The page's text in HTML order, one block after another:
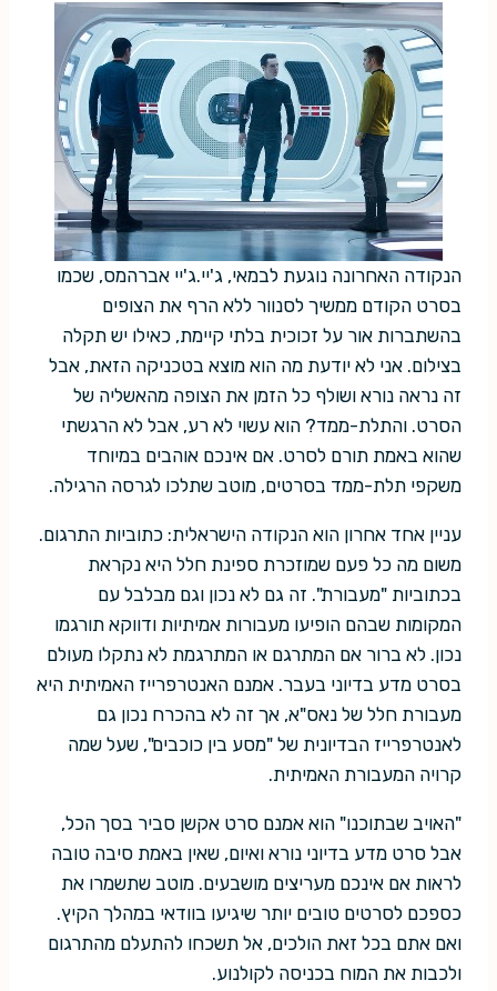
הנקודה האחרונה נוגעת לבמאי, ג'יי.ג'יי אברהמס, שכמו
בסרט הקודם ממשיך לסנוור ללא הרף את הצופים
בהשתברות אור על זכוכית בלתי קיימת, כאילו יש תקלה
בצילום. אני לא יודעת מה הוא מוצא בטכניקה הזאת, אבל
זה נראה נורא ושולף כל הזמן את הצופה מהאשליה של
הסרט. והתלת-ממד? הוא עשוי לא רע, אבל לא הרגשתי
שהוא באמת תורם לסרט. אם אינכם אוהבים במיוחד
משקפי תלת-ממד בסרטים, מוטב שתלכו לגרסה הרגילה.
עניין אחד אחרון הוא הנקודה הישראלית: כתוביות התרגום.
משום מה כל פעם שמוזכרת ספינת חלל היא נקראת
בכתוביות "מעבורת". זה גם לא נכון וגם מבלבל עם
המקומות שבהם הופיעו מעבורות אמיתיות ודווקא תורגמו
נכון. לא ברור אם המתרגם או המתרגמת לא נתקלו מעולם
בסרט מדע בדיוני בעבר. אמנם האנטרפרייז האמיתית היא
מעבורת חלל של נאס"א, אך זה לא בהכרח נכון גם
לאנטרפרייז הבדיונית של "מסע בין כוכבים", שעל שמה
קרויה המעבורת האמיתית.
"האויב שבתוכנו" הוא אמנם סרט אקשן סביר בסך הכל,
אבל סרט מדע בדיוני נורא ואיום, שאין באמת סיבה טובה
לראות אם אינכם מעריצים מושבעים. מוטב שתשמרו את
כספכם לסרטים טובים יותר שיגיעו בוודאי במהלך הקיץ.
ואם אתם בכל זאת הולכים, אל תשכחו להתעלם מהתרגום
ולכבות את המוח בכניסה לקולנוע.